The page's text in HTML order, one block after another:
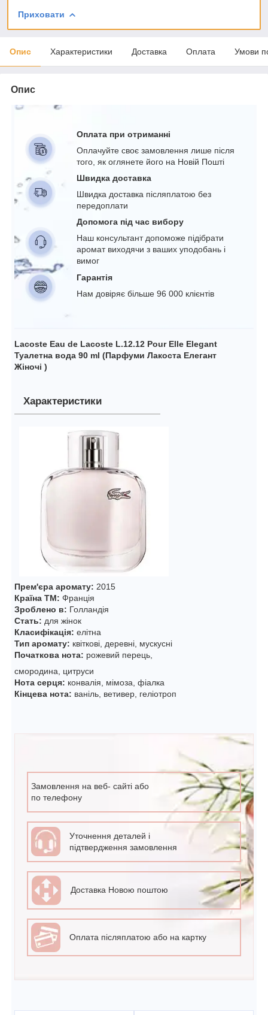
Приховати
Опис Характеристики Доставка Оплата Умови
Опис
Оплата при отриманні
Оплачуйте своє замовлення лише після
того, як оглянете його на Новій Пошті
Швидка доставка
Швидка доставка післяплатою без
передоплати
Допомога під час вибору
Наш консультант допоможе підібрати
аромат виходячи з ваших уподобань і
вимог
Гарантія
Нам довіряє більше 96 000 клієнтів
Lacoste Eau de Lacoste L.12.12 Pour Elle Elegant
Туалетна вода 90 ml (Парфуми Лакоста Елегант
Жіночі )
Характеристики
Прем'єра аромату: 2015
Країна ТМ: Франція
Зроблено в: Голландія
Стать: для жінок
Класифікація: елітна
Тип аромату: квіткові, деревні, мускусні
Початкова нота: рожевий перець,
смородина, цитруси
Нота серця: конвалія, мімоза, фіалка
Кінцева нота: ваніль, ветивер, геліотроп
Замовлення на веб- сайті або
по телефону
Уточнення деталей і
підтвердження замовлення
Доставка Новою поштою
Оплата післяплатою або на картку